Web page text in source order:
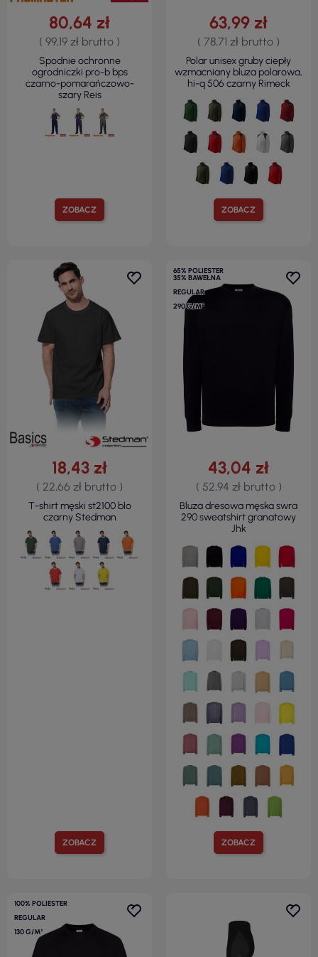
ZOBACZ
80,64 zł
( 99,19 zł brutto )
Spodnie ochronne
ogrodniczki pro-b bps
czarno-pomarańczowo-
szary Reis
ZOBACZ
63,99 zł
( 78,71 zł brutto )
Polar unisex gruby ciepły
wzmacniany bluza polarowa,
hi-q 506 czarny Rimeck
ZOBACZ
18,43 zł
( 22,66 zł brutto )
T-shirt męski st2100 blo
czarny Stedman
65% POLIESTER
35% BAWEŁNA
REGULAR
290 G/M²
ZOBACZ
43,04 zł
( 52,94 zł brutto )
Bluza dresowa męska swra
290 sweatshirt granatowy
Jhk
100% POLIESTER
REGULAR
130 G/M²